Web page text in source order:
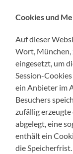
Cookies und
Auf dieser
Wort, München,
eingesetzt, um
Session-
ein Anbieter im
Besuchers
zufällig
abgelegt, eine
enthält ein
die